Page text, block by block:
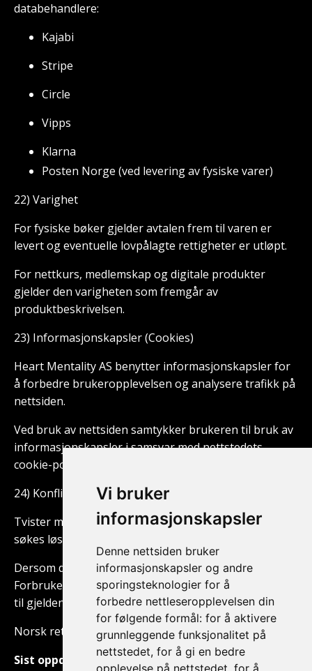
Vi bruker
informasjonskapsler
Denne nettsiden bruker
informasjonskapsler og andre
sporingsteknologier for å
forbedre nettleseropplevelsen din
for følgende formål: for å aktivere
grunnleggende funksjonalitet på
nettstedet, for å gi en bedre
opplevelse på nettstedet for å
databehandlere:
Kajabi
Stripe
Circle
Vipps
Klarna
Posten Norge (ved levering av fysiske varer)
22) Varighet
For fysiske bøker gjelder avtalen frem til varen er
levert og eventuelle lovpålagte rettigheter er utløpt.
For nettkurs, medlemskap og digitale produkter
gjelder den varigheten som fremgår av
produktbeskrivelsen.
23) Informasjonskapsler (Cookies)
Heart Mentality AS benytter informasjonskapsler for
å forbedre brukeropplevelsen og analysere trafikk på
nettsiden.
Ved bruk av nettsiden samtykker brukeren til bruk av
informasjonskapsler i samsvar med nettstedets
cookie-policy.
24) Konfliktløsning
Tvister mellom kjøper og Heart Mentality AS skal
søkes løst i minnelighet.
Dersom dette ikke lykkes, kan saken bringes inn for
Forbrukertilsynet eller ordinære domstoler i henhold
til gjeldende norsk lov.
Norsk rett kommer til anvendelse.
Sist oppdatert: 18. juni 2026